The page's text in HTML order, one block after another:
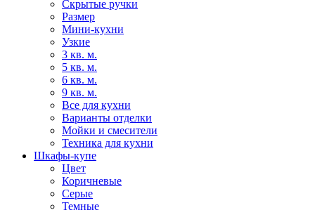
Скрытые ручки
Размер
Мини-кухни
Узкие
3 кв. м.
5 кв. м.
6 кв. м.
9 кв. м.
Все для кухни
Варианты отделки
Мойки и смесители
Техника для кухни
Шкафы-купе
Цвет
Коричневые
Серые
Темные